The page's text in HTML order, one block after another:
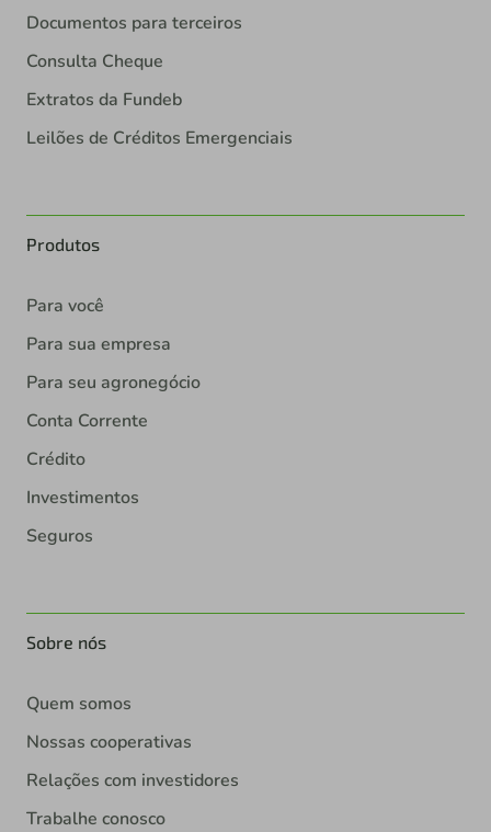
Documentos para terceiros
Consulta Cheque
Extratos da Fundeb
Leilões de Créditos Emergenciais
Produtos
Para você
Para sua empresa
Para seu agronegócio
Conta Corrente
Crédito
Investimentos
Seguros
Sobre nós
Quem somos
Nossas cooperativas
Relações com investidores
Trabalhe conosco